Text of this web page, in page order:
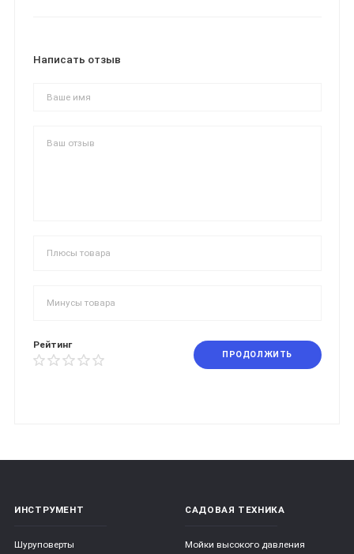
Написать отзыв
Рейтинг
ПРОДОЛЖИТЬ
ИНСТРУМЕНТ
Шуруповерты
САДОВАЯ ТЕХНИКА
Мойки высокого давления